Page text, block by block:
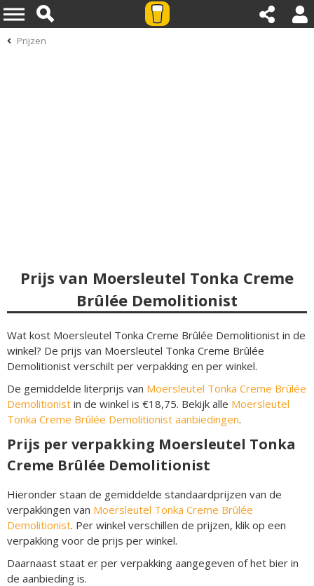
Prijzen
Prijs van Moersleutel Tonka Creme
Brûlée Demolitionist
Wat kost Moersleutel Tonka Creme Brûlée Demolitionist in de
winkel? De prijs van Moersleutel Tonka Creme Brûlée
Demolitionist verschilt per verpakking en per winkel.
De gemiddelde literprijs van Moersleutel Tonka Creme Brûlée
Demolitionist in de winkel is €18,75. Bekijk alle Moersleutel
Tonka Creme Brûlée Demolitionist aanbiedingen.
Prijs per verpakking Moersleutel Tonka
Creme Brûlée Demolitionist
Hieronder staan de gemiddelde standaardprijzen van de
verpakkingen van Moersleutel Tonka Creme Brûlée
Demolitionist. Per winkel verschillen de prijzen, klik op een
verpakking voor de prijs per winkel.
Daarnaast staat er per verpakking aangegeven of het bier in
de aanbieding is.